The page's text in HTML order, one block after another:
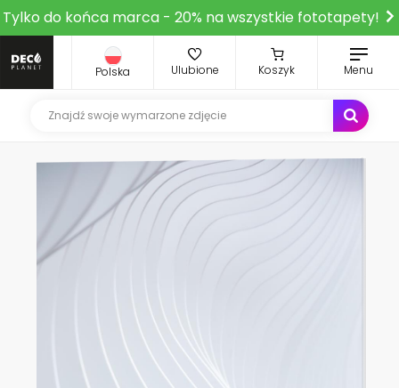
Tylko do końca marca - 20% na wszystkie fototapety!
Polska Ulubione Koszyk Menu